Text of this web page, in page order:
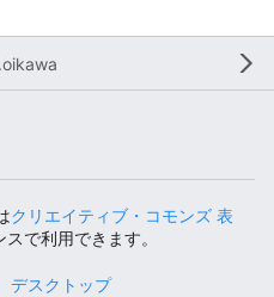
クリエイティブ・コモンズ 表
で利用できます。
デスクトップ